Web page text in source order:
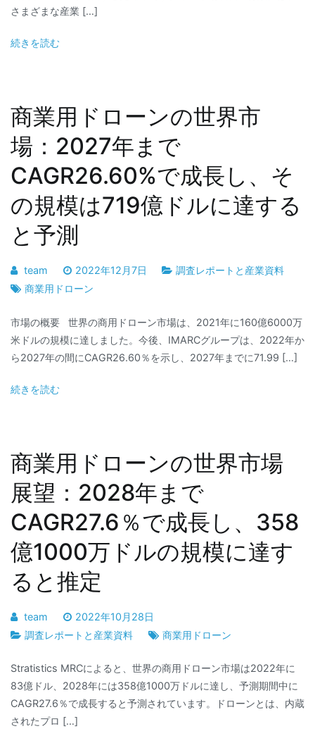
さまざまな産業 […]
続きを読む
商業用ドローンの世界市
場：2027年まで
CAGR26.60%で成長し、そ
の規模は719億ドルに達する
と予測
team 2022年12月7日
調査レポートと産業資料
商業用ドローン
市場の概要 世界の商用ドローン市場は、2021年に160億6000万
米ドルの規模に達しました。今後、IMARCグループは、2022年か
ら2027年の間にCAGR26.60％を示し、2027年までに71.99 […]
続きを読む
商業用ドローンの世界市場
展望：2028年まで
CAGR27.6％で成長し、358
億1000万ドルの規模に達す
ると推定
team
2022年10月28日
調査レポートと産業資料
商業用ドローン
Stratistics MRCによると、世界の商用ドローン市場は2022年に
83億ドル、2028年には358億1000万ドルに達し、予測期間中に
CAGR27.6％で成長すると予測されています。ドローンとは、内蔵
されたプロ […]